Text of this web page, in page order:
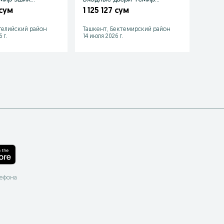
дверь
район
г.
эшик железные двери
1 125 127 сум
Ташкент, Бектемирский район
14 июля 2026 г.